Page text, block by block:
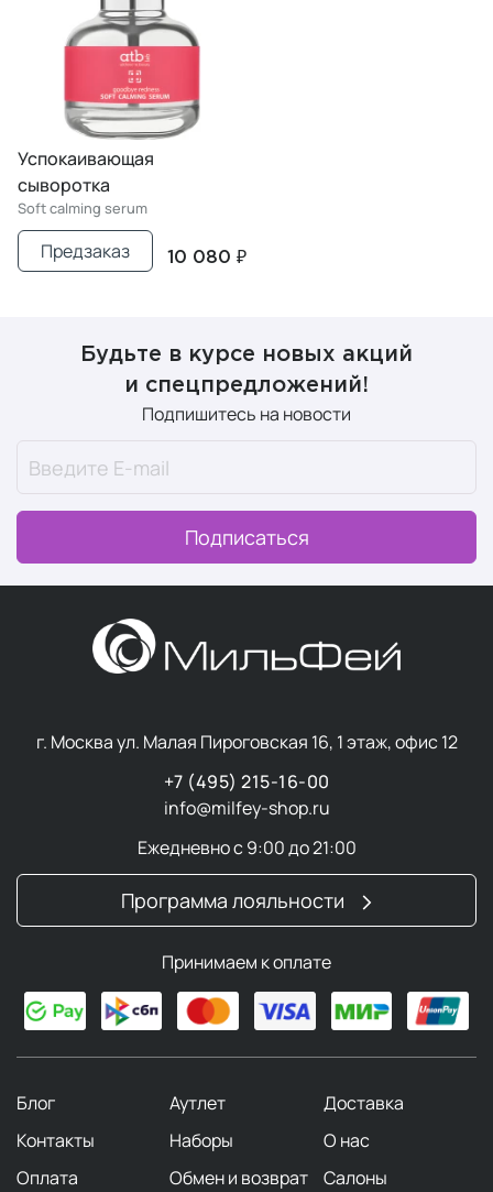
Успокаивающая
сыворотка
Soft calming serum
10 080 ₽
Предзаказ
Будьте в курсе новых акций
и спецпредложений!
Подпишитесь на новости
Подписаться
г. Москва ул. Малая Пироговская 16, 1 этаж, офис 12
+7 (495) 215-16-00
info@milfey-shop.ru
Ежедневно с 9:00 до 21:00
Программа лояльности
Принимаем к оплате
Блог Аутлет
Доставка
Контакты
Наборы
О нас
Оплата
Обмен и возврат Салоны